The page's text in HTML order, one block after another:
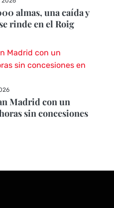
almas, una caída y
rinde en el Roig
Madrid con un
sin concesiones